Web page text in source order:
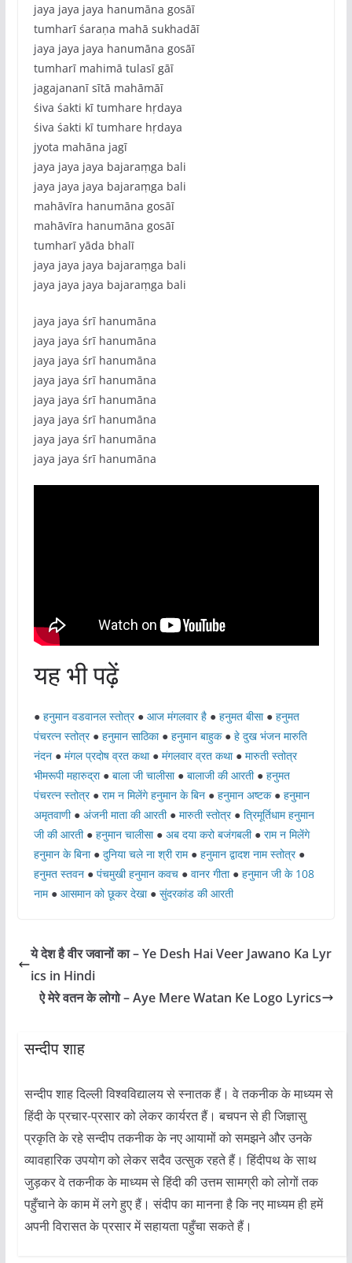
jaya jaya jaya hanumāna gosāī
tumharī śaraṇa mahā sukhadāī
jaya jaya jaya hanumāna gosāī
tumharī mahimā tulasī gāī
jagajananī sītā mahāmāī
śiva śakti kī tumhare hṛdaya
śiva śakti kī tumhare hṛdaya
jyota mahāna jagī
jaya jaya jaya bajaraṃga bali
jaya jaya jaya bajaraṃga bali
mahāvīra hanumāna gosāī
mahāvīra hanumāna gosāī
tumharī yāda bhalī
jaya jaya jaya bajaraṃga bali
jaya jaya jaya bajaraṃga bali
jaya jaya śrī hanumāna
jaya jaya śrī hanumāna
jaya jaya śrī hanumāna
jaya jaya śrī hanumāna
jaya jaya śrī hanumāna
jaya jaya śrī hanumāna
jaya jaya śrī hanumāna
jaya jaya śrī hanumāna
यह भी पढ़ें
● हनुमान वडवानल स्तोत्र● आज मंगलवार है● हनुमत बीसा● हनुमत
पंचरत्न स्तोत्र● हनुमान साठिका● हनुमान बाहुक● हे दुख भंजन मारुति
नंदन● मंगल प्रदोष व्रत कथा● मंगलवार व्रत कथा● मारुती स्तोत्र
भीमरूपी महारुद्रा● बाला जी चालीसा● बालाजी की आरती● हनुमत
पंचरत्न स्तोत्र● राम न मिलेंगे हनुमान के बिन● हनुमान अष्टक● हनुमान
अमृतवाणी● अंजनी माता की आरती● मारुती स्तोत्र● त्रिमूर्तिधाम हनुमान
जी की आरती● हनुमान चालीसा● अब दया करो बजंगबली● राम न मिलेंगे
हनुमान के बिना● दुनिया चले ना श्री राम● हनुमान द्वादश नाम स्तोत्र●
हनुमत स्तवन● पंचमुखी हनुमान कवच● वानर गीता● हनुमान जी के 108
नाम● आसमान को छूकर देखा● सुंदरकांड की आरती
ये देश है वीर जवानों का – Ye Desh Hai Veer Jawano Ka Lyr
ics in Hindi
ऐ मेरे वतन के लोगो – Aye Mere Watan Ke Logo Lyrics
सन्दीप शाह
सन्दीप शाह दिल्ली विश्वविद्यालय से स्नातक हैं। वे तकनीक के माध्यम से
हिंदी के प्रचार-प्रसार को लेकर कार्यरत हैं। बचपन से ही जिज्ञासु
प्रकृति के रहे सन्दीप तकनीक के नए आयामों को समझने और उनके
व्यावहारिक उपयोग को लेकर सदैव उत्सुक रहते हैं। हिंदीपथ के साथ
जुड़कर वे तकनीक के माध्यम से हिंदी की उत्तम सामग्री को लोगों तक
पहुँचाने के काम में लगे हुए हैं। संदीप का मानना है कि नए माध्यम ही हमें
अपनी विरासत के प्रसार में सहायता पहुँचा सकते हैं।